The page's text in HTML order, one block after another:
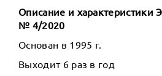
Описание и характеристики
№ 4/2020
Основан в 1995 г.
Выходит 6 раз в год